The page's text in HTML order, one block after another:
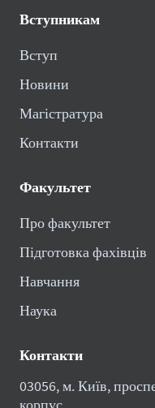
Вступникам
Вступ
Новини
Магістратура
Контакти
Факультет
Про факультет
Підготовка фахівців
Навчання
Наука
Контакти
03056, м. Київ,
корпус